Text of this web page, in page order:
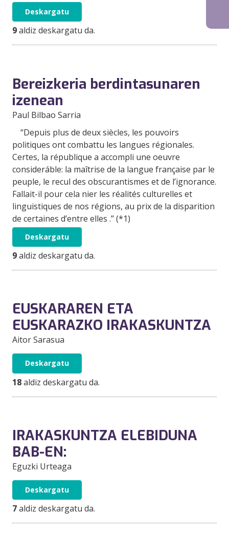
Deskargatu
9aldiz deskargatu da.
Bereizkeria berdintasunaren
izenean
Paul Bilbao Sarria
“Depuis plus de deux siècles, les pouvoirs
politiques ont combattu les langues régionales.
Certes, la république a accompli une oeuvre
consideráble: la maîtrise de la langue française par le
peuple, le recul des obscurantismes et de l’ignorance.
Fallait-il pour cela nier les réalités culturelles et
linguistiques de nos régions, au prix de la disparition
de certaines d’entre elles .” (*1)
Deskargatu
9aldiz deskargatu da.
EUSKARAREN ETA
EUSKARAZKO IRAKASKUNTZA
Aitor Sarasua
Deskargatu
18aldiz deskargatu da.
IRAKASKUNTZA ELEBIDUNA
BAB-EN:
Eguzki Urteaga
Deskargatu
7aldiz deskargatu da.